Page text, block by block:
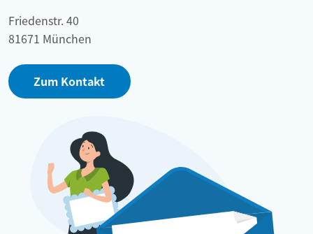
Friedenstr. 40
81671 München
Zum Kontakt